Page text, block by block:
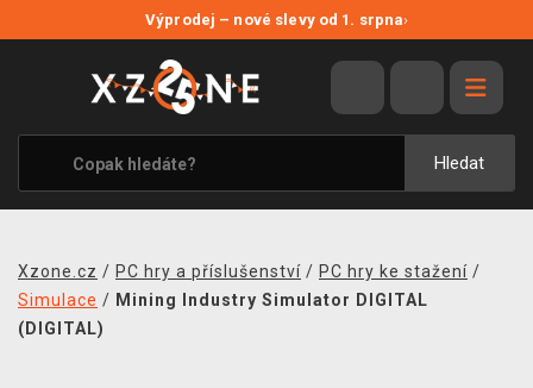
Výprodej – nové slevy od 1. srpna›
Hledat
VÝPRODEJ
VIDEOHRY
XZONE ORIGINALS
TÉMATIKY
MERCHANDISE
Xzone.cz / PC hry a příslušenství / PC hry ke stažení /
Simulace / Mining Industry Simulator DIGITAL
(DIGITAL)